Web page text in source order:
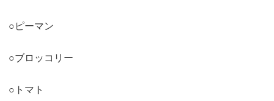
○ピーマン
○ブロッコリー
○トマト